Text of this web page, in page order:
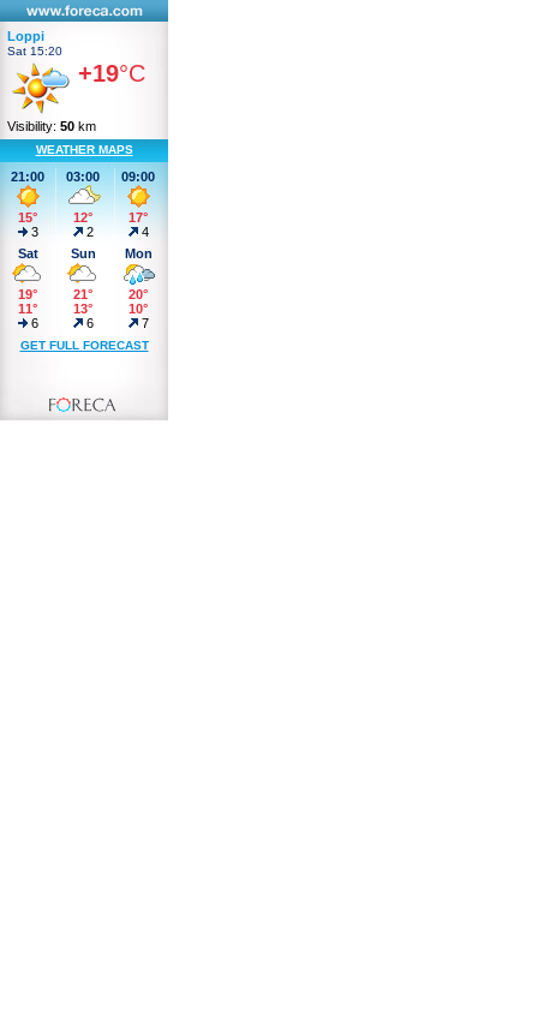
Loppi
Sat 15:20
+19°C
Visibility: 50 km
WEATHER MAPS
21:00
15°
3
03:00
12°
2
09:00
17°
4
Sat
19°
11°
6
Sun
21°
13°
6
Mon
20°
10°
7
GET FULL FORECAST